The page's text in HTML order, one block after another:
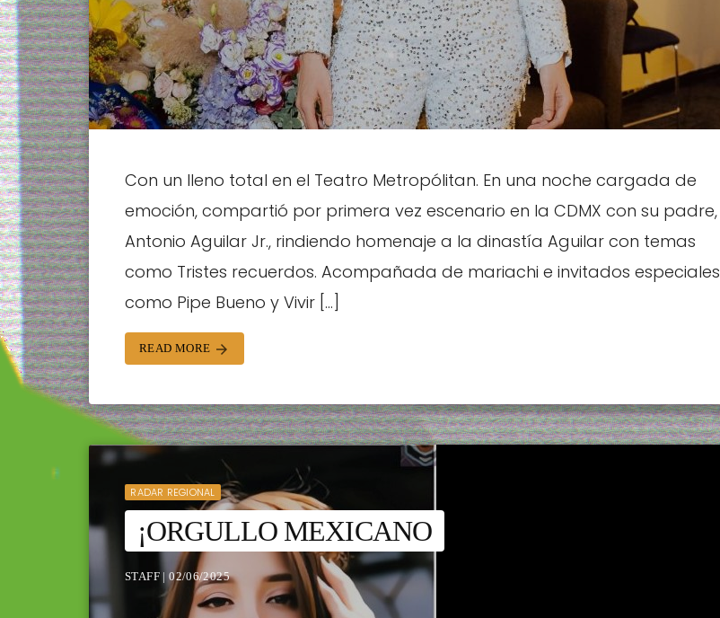
Con un lleno total en el Teatro Metropólitan. En una noche cargada de
emoción, compartió por primera vez escenario en la CDMX con su padre,
Antonio Aguilar Jr., rindiendo homenaje a la dinastía Aguilar con temas
como Tristes recuerdos. Acompañada de mariachi e invitados especiales
como Pipe Bueno y Vivir […]
READ MORE arrow_forward
RADAR REGIONAL
¡ORGULLO MEXICANO
STAFF | 02/06/2025